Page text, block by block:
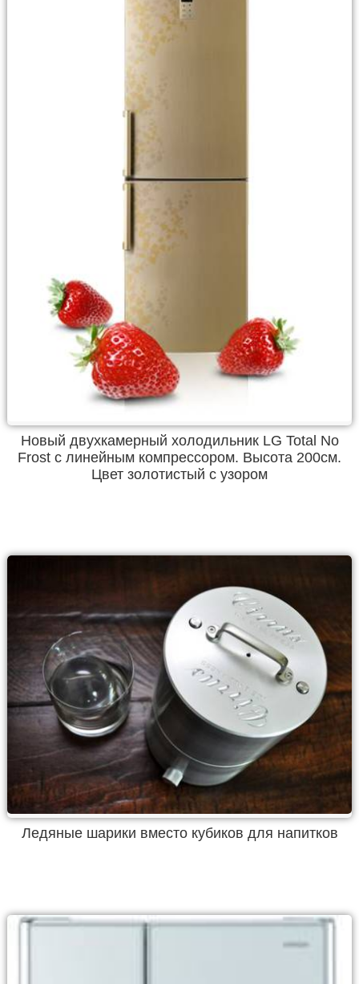
Новый двухкамерный холодильник LG Total No
Frost с линейным компрессором. Высота 200см.
Цвет золотистый с узором
Ледяные шарики вместо кубиков для напитков